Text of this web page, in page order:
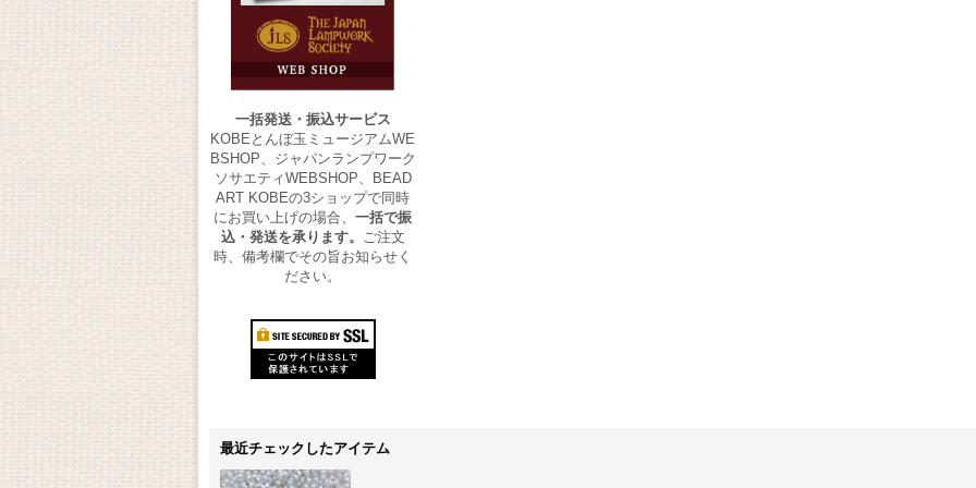
一括発送・振込サービス
KOBEとんぼ玉ミュージアムWE
BSHOP、ジャパンランプワーク
ソサエティWEBSHOP、BEAD
ART KOBEの3ショップで同時
にお買い上げの場合、 一括で振
込・発送を承ります。 ご注文
時、備考欄でその旨お知らせく
ださい。
最近チェックしたアイテム